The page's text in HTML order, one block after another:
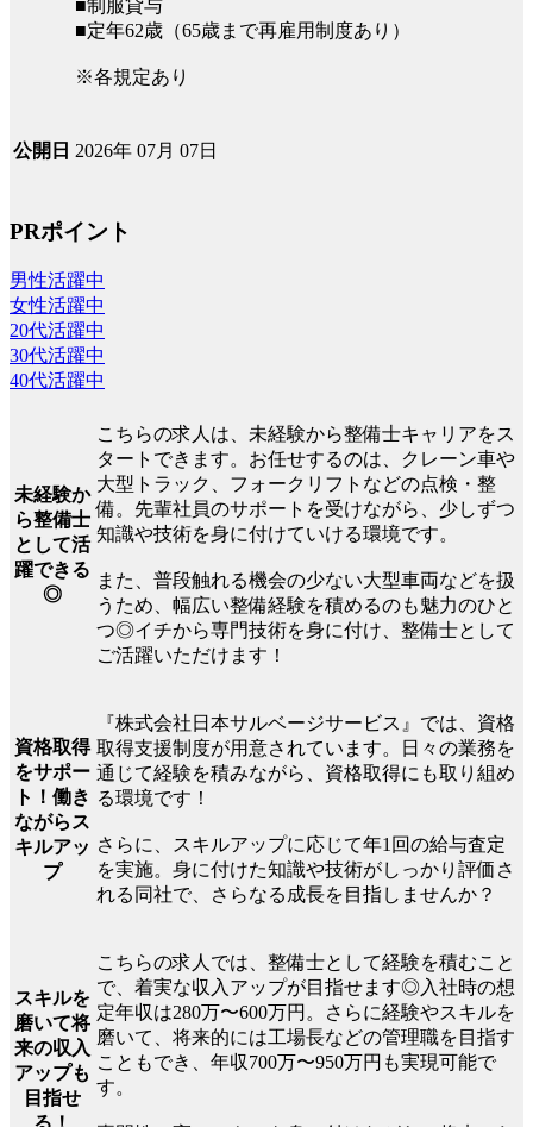
■制服貸与
■定年62歳（65歳まで再雇用制度あり）
※各規定あり
公開日 2026年 07月 07日
PRポイント
男性活躍中
女性活躍中
20代活躍中
30代活躍中
40代活躍中
未経験か
ら整備士
として活
躍できる
◎
こちらの求人は、未経験から整備士キャリアをス
タートできます。お任せするのは、クレーン車や
大型トラック、フォークリフトなどの点検・整
備。先輩社員のサポートを受けながら、少しずつ
知識や技術を身に付けていける環境です。
また、普段触れる機会の少ない大型車両などを扱
うため、幅広い整備経験を積めるのも魅力のひと
つ◎イチから専門技術を身に付け、整備士として
ご活躍いただけます！
資格取得
をサポー
ト！働き
ながらス
キルアッ
プ
『株式会社日本サルベージサービス』では、資格
取得支援制度が用意されています。日々の業務を
通じて経験を積みながら、資格取得にも取り組め
る環境です！
さらに、スキルアップに応じて年1回の給与査定
を実施。身に付けた知識や技術がしっかり評価さ
れる同社で、さらなる成長を目指しませんか？
スキルを
磨いて将
来の収入
アップも
目指せ
る！
こちらの求人では、整備士として経験を積むこと
で、着実な収入アップが目指せます◎入社時の想
定年収は280万〜600万円。さらに経験やスキルを
磨いて、将来的には工場長などの管理職を目指す
こともでき、年収700万〜950万円も実現可能で
す。